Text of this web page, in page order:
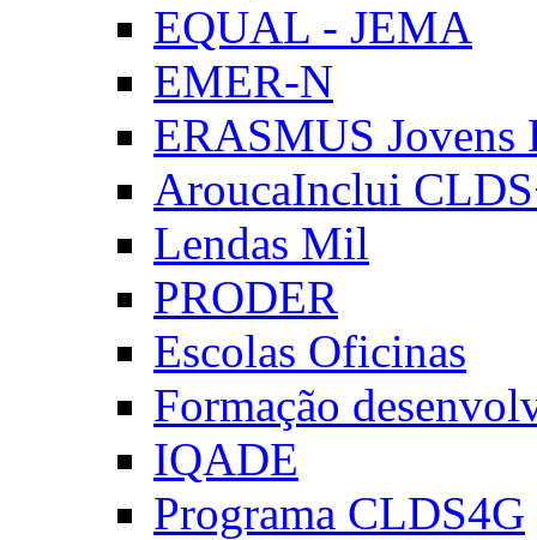
EQUAL - JEMA
EMER-N
ERASMUS Jovens
AroucaInclui
Lendas Mil
PRODER
Escolas Oficinas
Formação
IQADE
Programa CLDS4G